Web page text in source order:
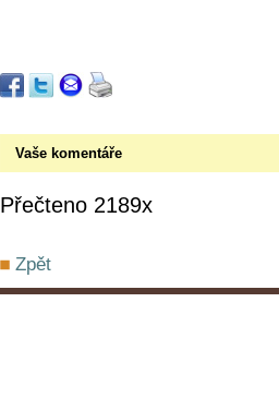
Vaše komentáře
Přečteno 2189x
Zpět